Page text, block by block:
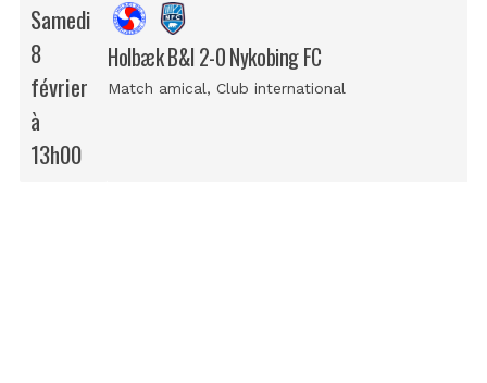
Samedi
8
février
à
13h00
Holbæk B&I 2-0 Nykobing FC
Match amical, Club international